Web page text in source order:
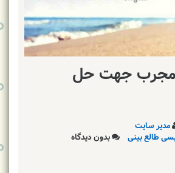
مجرب جهت حل
مدیر سایت
طالع بینی
بدون دیدگاه